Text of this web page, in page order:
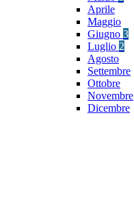
Aprile
Maggio
Giugno 3
Luglio 2
Agosto
Settembre
Ottobre
Novembre
Dicembre